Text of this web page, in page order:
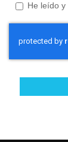
He leído